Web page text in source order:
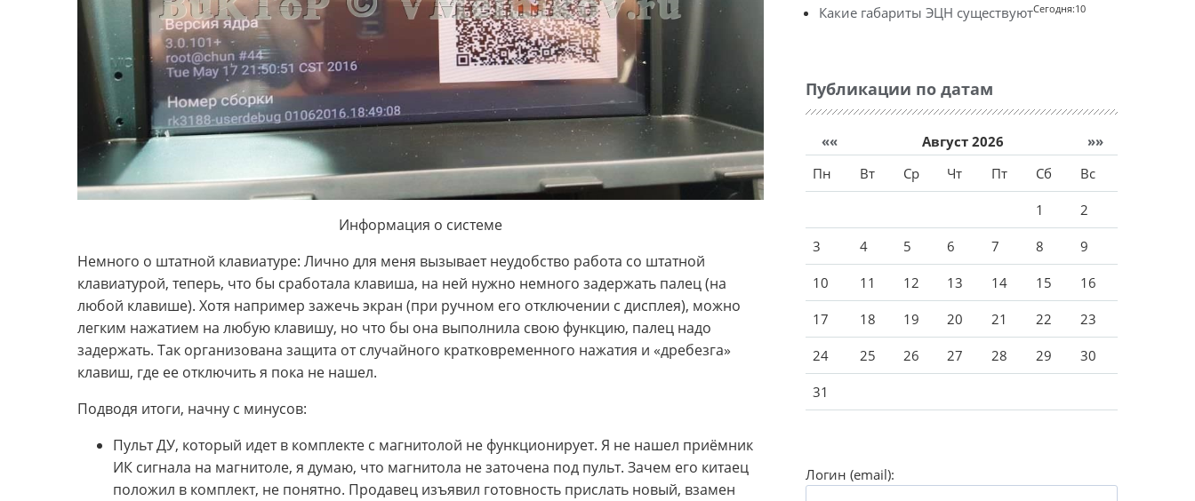
Информация о системе
Немного о штатной клавиатуре: Лично для меня вызывает неудобство работа со штатной
клавиатурой, теперь, что бы сработала клавиша, на ней нужно немного задержать палец (на
любой клавише). Хотя например зажечь экран (при ручном его отключении с дисплея), можно
легким нажатием на любую клавишу, но что бы она выполнила свою функцию, палец надо
задержать. Так организована защита от случайного кратковременного нажатия и «дребезга»
клавиш, где ее отключить я пока не нашел.
Подводя итоги, начну с минусов:
Пульт ДУ, который идет в комплекте с магнитолой не функционирует. Я не нашел приёмник
ИК сигнала на магнитоле, я думаю, что магнитола не заточена под пульт. Зачем его китаец
положил в комплект, не понятно. Продавец изъявил готовность прислать новый, взамен
Какие габариты ЭЦН существуютСегодня:10
Публикации по датам
«« Август 2026
»»
Пн
Вт Ср Чт Пт Сб Вс
1 2
3 4 5 6 7 8 9
10 11 12 13 14 15 16
17 18 19 20 21 22 23
24 25 26 27 28 29 30
31
Логин (email):